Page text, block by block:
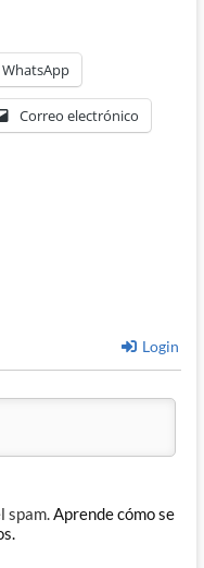
WhatsApp
Correo electrónico
Login
spam.Aprende cómo se